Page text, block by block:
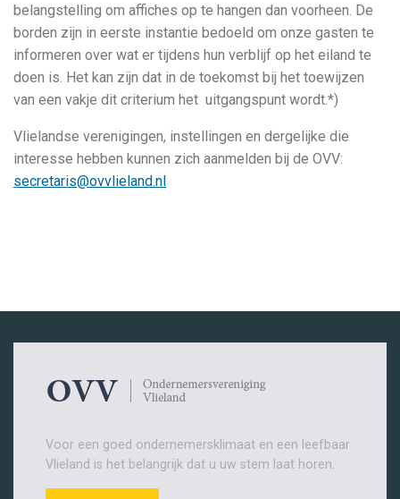
belangstelling om affiches op te hangen dan voorheen. De
borden zijn in eerste instantie bedoeld om onze gasten te
informeren over wat er tijdens hun verblijf op het eiland te
doen is. Het kan zijn dat in de toekomst bij het toewijzen
van een vakje dit criterium het uitgangspunt wordt.*)
Vlielandse verenigingen, instellingen en dergelijke die
interesse hebben kunnen zich aanmelden bij de OVV:
secretaris@ovvlieland.nl
Voor een goed ondernemersklimaat en een leefbaar
Vlieland is het belangrijk dat u uw stem laat horen.